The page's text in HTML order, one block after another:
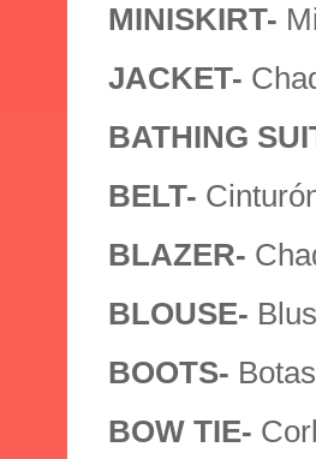
MINISKIRT-
JACKET-
BATHING
BELT-
BLAZER-
BLOUSE-
BOOTS- Botas
BOW TIE-